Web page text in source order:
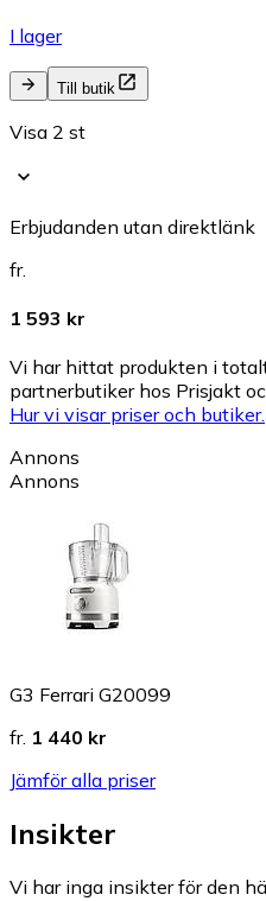
I lager
Till butik
Visa 2 st
Erbjudanden utan direktlänk
fr.
1 593 kr
Vi har hittat produkten i
partnerbutiker hos Prisjakt
Hur vi visar priser och butiker.
Annons
Annons
G3 Ferrari G20099
fr. 1 440 kr
Jämför alla priser
Insikter
Vi har inga insikter för den